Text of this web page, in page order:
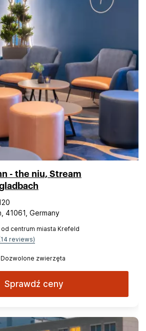
- the niu, Stream
41061, Germany
od centrum miasta Krefeld
reviews)
Dozwolone zwierzęta
Sprawdź ceny